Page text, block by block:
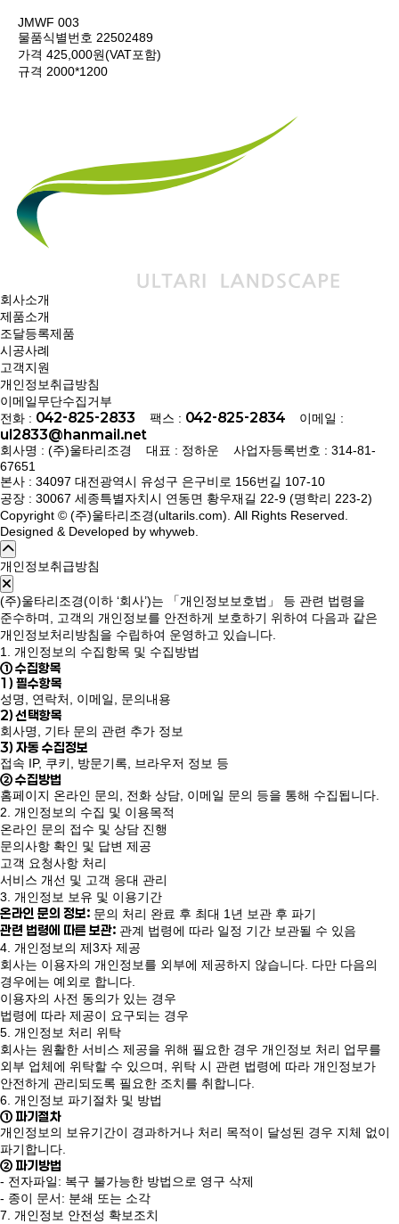
JMWF 003
물품식별번호 22502489
가격 425,000원(VAT포함)
규격 2000*1200
회사소개
제품소개
조달등록제품
시공사례
고객지원
개인정보취급방침
이메일무단수집거부
전화 : 042-825-2833 팩스 : 042-825-2834 이메일 :
ul2833@hanmail.net
회사명 : (주)울타리조경 대표 : 정하운 사업자등록번호 : 314-81-
67651
본사 : 34097 대전광역시 유성구 은구비로 156번길 107-10
공장 : 30067 세종특별자치시 연동면 황우재길 22-9 (명학리 223-2)
Copyright © (주)울타리조경(ultarils.com). All Rights Reserved.
Designed & Developed by whyweb
개인정보취급방침
(주)울타리조경(이하 ‘회사’)는 「개인정보보호법」 등 관련 법령을
준수하며, 고객의 개인정보를 안전하게 보호하기 위하여 다음과 같은
개인정보처리방침을 수립하여 운영하고 있습니다.
1. 개인정보의 수집항목 및 수집방법
① 수집항목
1) 필수항목
성명, 연락처, 이메일, 문의내용
2) 선택항목
회사명, 기타 문의 관련 추가 정보
3) 자동 수집정보
접속 IP, 쿠키, 방문기록, 브라우저 정보 등
② 수집방법
홈페이지 온라인 문의, 전화 상담, 이메일 문의 등을 통해 수집됩니다.
2. 개인정보의 수집 및 이용목적
온라인 문의 접수 및 상담 진행
문의사항 확인 및 답변 제공
고객 요청사항 처리
서비스 개선 및 고객 응대 관리
3. 개인정보 보유 및 이용기간
온라인 문의 정보: 문의 처리 완료 후 최대 1년 보관 후 파기
관련 법령에 따른 보관: 관계 법령에 따라 일정 기간 보관될 수 있음
4. 개인정보의 제3자 제공
회사는 이용자의 개인정보를 외부에 제공하지 않습니다. 다만 다음의
경우에는 예외로 합니다.
이용자의 사전 동의가 있는 경우
법령에 따라 제공이 요구되는 경우
5. 개인정보 처리 위탁
회사는 원활한 서비스 제공을 위해 필요한 경우 개인정보 처리 업무를
외부 업체에 위탁할 수 있으며, 위탁 시 관련 법령에 따라 개인정보가
안전하게 관리되도록 필요한 조치를 취합니다.
6. 개인정보 파기절차 및 방법
① 파기절차
개인정보의 보유기간이 경과하거나 처리 목적이 달성된 경우 지체 없이
파기합니다.
② 파기방법
- 전자파일: 복구 불가능한 방법으로 영구 삭제
- 종이 문서: 분쇄 또는 소각
7. 개인정보 안전성 확보조치